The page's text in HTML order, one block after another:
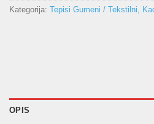
Kategorija: Tepisi Gumeni / Tekstilni,
OPIS